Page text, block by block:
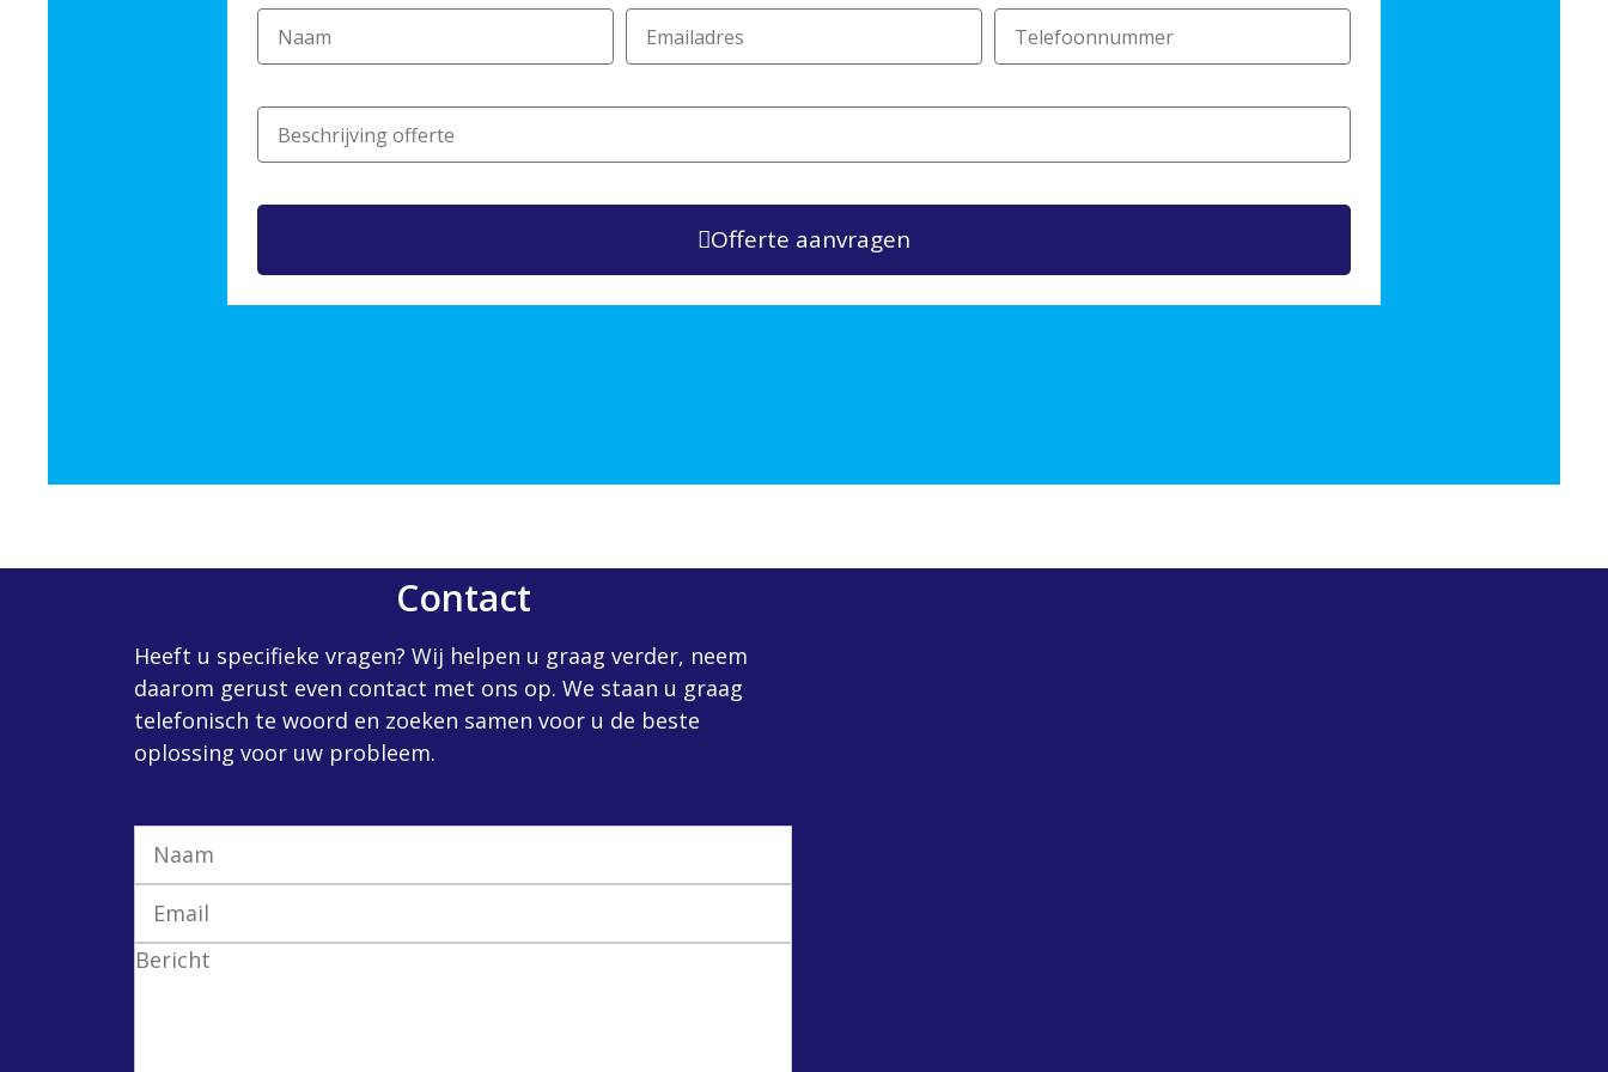
Offerte aanvragen
Contact
Heeft u specifieke vragen? Wij helpen u graag verder, neem
daarom gerust even contact met ons op. We staan u graag
telefonisch te woord en zoeken samen voor u de beste
oplossing voor uw probleem.